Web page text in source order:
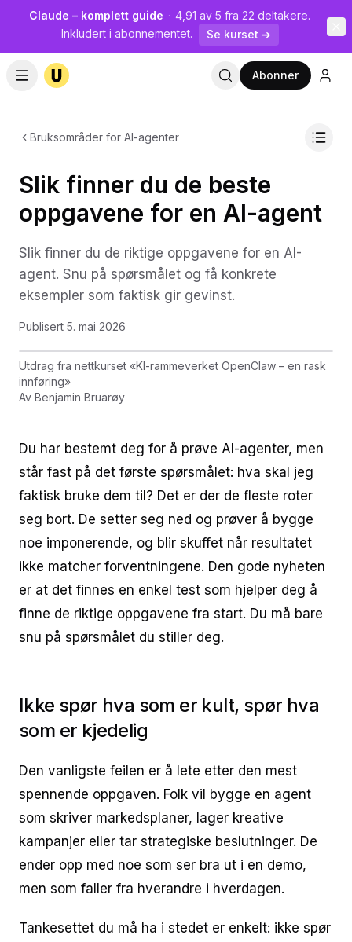
Claude – komplett guide · 4,91 av 5 fra 22 deltakere.
Inkludert i abonnementet.
Se kurset ➔
Abonner
Bruksområder for AI-agenter
Slik finner du de beste
oppgavene for en AI-agent
Slik finner du de riktige oppgavene for en AI-
agent. Snu på spørsmålet og få konkrete
eksempler som faktisk gir gevinst.
Publisert 5. mai 2026
Utdrag fra nettkurset «KI-rammeverket OpenClaw – en rask
innføring»
Av Benjamin Bruarøy
Du har bestemt deg for å prøve AI-agenter, men
står fast på det første spørsmålet: hva skal jeg
faktisk bruke dem til? Det er der de fleste roter
seg bort. De setter seg ned og prøver å bygge
noe imponerende, og blir skuffet når resultatet
ikke matcher forventningene. Den gode nyheten
er at det finnes en enkel test som hjelper deg å
finne de riktige oppgavene fra start. Du må bare
snu på spørsmålet du stiller deg.
Ikke spør hva som er kult, spør hva
som er kjedelig
Den vanligste feilen er å lete etter den mest
spennende oppgaven. Folk vil bygge en agent
som skriver markedsplaner, lager kreative
kampanjer eller tar strategiske beslutninger. De
ender opp med noe som ser bra ut i en demo,
men som faller fra hverandre i hverdagen.
Tankesettet du må ha i stedet er enkelt: ikke spør